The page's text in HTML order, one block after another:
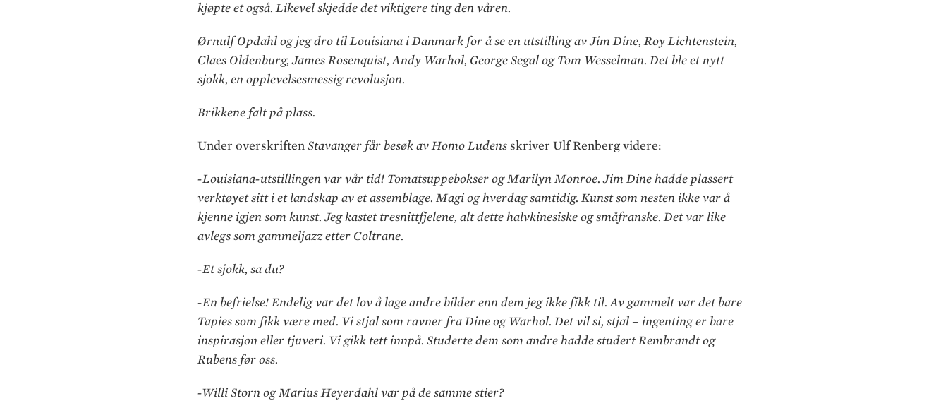
kjøpte et også. Likevel skjedde det viktigere ting den våren.
Ørnulf Opdahl og jeg dro til Louisiana i Danmark for å se en utstilling av Jim Dine, Roy Lichtenstein,
Claes Oldenburg, James Rosenquist, Andy Warhol, George Segal og Tom Wesselman. Det ble et nytt
sjokk, en opplevelsesmessig revolusjon.
Brikkene falt på plass.
Under overskriften Stavanger får besøk av Homo Ludens skriver Ulf Renberg videre:
-Louisiana-utstillingen var vår tid! Tomatsuppebokser og Marilyn Monroe. Jim Dine hadde plassert
verktøyet sitt i et landskap av et assemblage. Magi og hverdag samtidig. Kunst som nesten ikke var å
kjenne igjen som kunst. Jeg kastet tresnittfjelene, alt dette halvkinesiske og småfranske. Det var like
avlegs som gammeljazz etter Coltrane.
-Et sjokk, sa du?
-En befrielse! Endelig var det lov å lage andre bilder enn dem jeg ikke fikk til. Av gammelt var det bare
Tapies som fikk være med. Vi stjal som ravner fra Dine og Warhol. Det vil si, stjal – ingenting er bare
inspirasjon eller tjuveri. Vi gikk tett innpå. Studerte dem som andre hadde studert Rembrandt og
Rubens før oss.
-Willi Storn og Marius Heyerdahl var på de samme stier?